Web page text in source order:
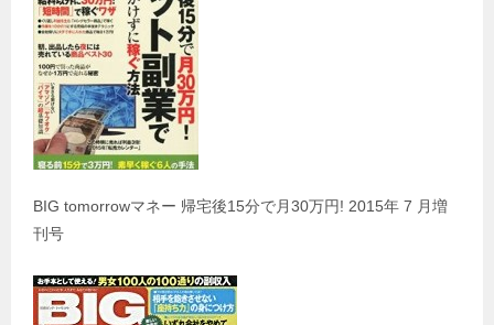
BIG tomorrowマネー 帰宅後15分で月30万円! 2015年 7 月増
刊号